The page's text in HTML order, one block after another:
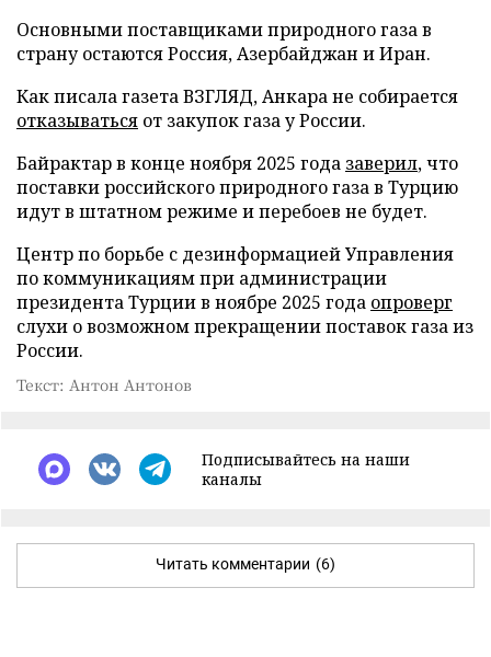
Основными поставщиками природного газа в
страну остаются Россия, Азербайджан и Иран.
Как писала газета ВЗГЛЯД, Анкара не собирается
отказываться от закупок газа у России.
Байрактар в конце ноября 2025 года заверил, что
поставки российского природного газа в Турцию
идут в штатном режиме и перебоев не будет.
Центр по борьбе с дезинформацией Управления
по коммуникациям при администрации
президента Турции в ноябре 2025 года опроверг
слухи о возможном прекращении поставок газа из
России.
Текст: Антон Антонов
Подписывайтесь на наши
каналы
Читать комментарии (6)